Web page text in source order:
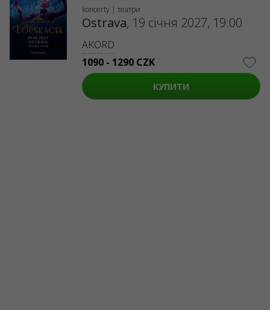
koncerty | театри
Ostrava, 19 січня 2027, 19:00
AKORD
1090 - 1290 CZK
КУПИТИ